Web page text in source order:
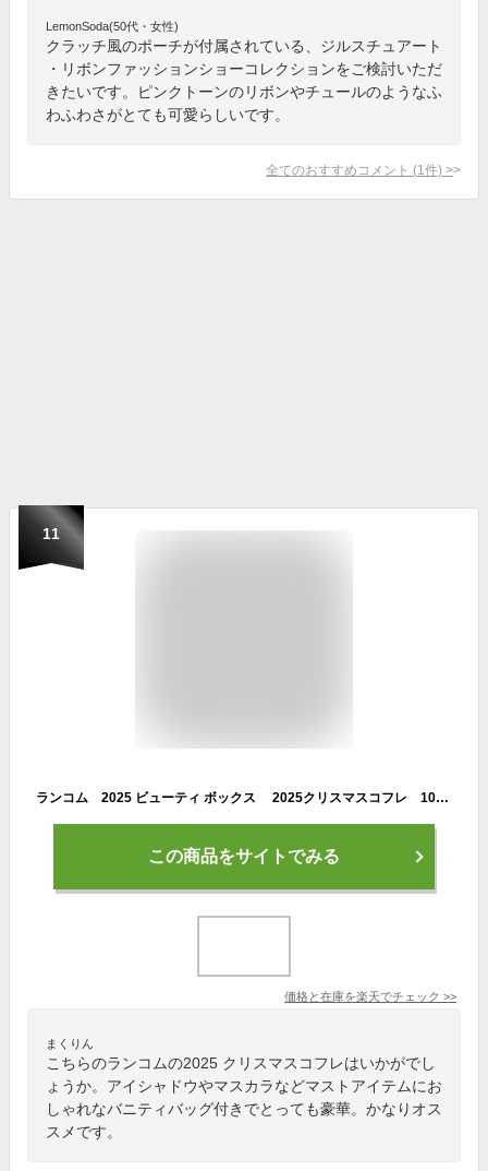
LemonSoda(50代・女性)
クラッチ風のポーチが付属されている、ジルスチュアート
・リボンファッションショーコレクションをご検討いただ
きたいです。ピンクトーンのリボンやチュールのようなふ
わふわさがとても可愛らしいです。
全てのおすすめコメント (1 件) >
11
ランコム 2025 ビューティ ボックス 2025クリスマスコフレ 10月10日より順次発送
この商品をサイトでみる
価格と在庫を楽天でチェック >>
まくりん
こちらのランコムの2025 クリスマスコフレはいかがでし
ょうか。アイシャドウやマスカラなどマストアイテムにお
しゃれなバニティバッグ付きでとっても豪華。かなりオス
スメです。